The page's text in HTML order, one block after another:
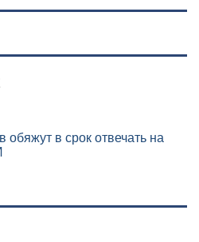
Вести.ru
обяжут в срок отвечать на